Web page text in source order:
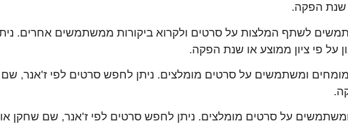
שנת הפקה.
לשתף המלצות על סרטים ולקרוא ביקורות ממשתמשים אחרים.
על פי ציון ממוצע או שנת הפקה.
ומשתמשים על סרטים מומלצים. ניתן לחפש סרטים לפי ז'אנר,
ומשתמשים על סרטים מומלצים. ניתן לחפש סרטים לפי ז'אנר, שם שחקן